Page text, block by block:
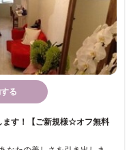
る
ます！【ご新規様☆オフ無料